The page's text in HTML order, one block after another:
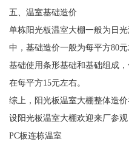
五、温室基础造价
单栋阳光板温室大棚一般为日
中，基础造价一般为每平方80
基础使用条形基础和基础组成
在每平方15元左右。
综上，阳光板温室大棚整体造
设阳光板温室大棚欢迎来厂参观
PC板连栋温室